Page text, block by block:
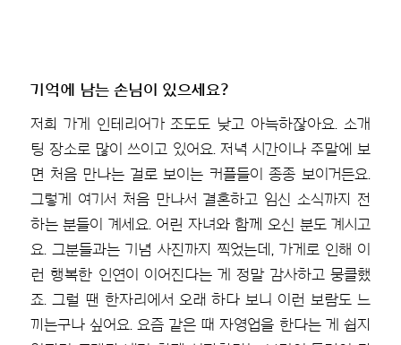
기억에 남는 손님이 있으세요?
저희 가게 인테리어가 조도도 낮고 아늑하잖아요. 소개
팅 장소로 많이 쓰이고 있어요. 저녁 시간이나 주말에 보
면 처음 만나는 걸로 보이는 커플들이 종종 보이거든요.
그렇게 여기서 처음 만나서 결혼하고 임신 소식까지 전
하는 분들이 계세요. 어린 자녀와 함께 오신 분도 계시고
요. 그분들과는 기념 사진까지 찍었는데, 가게로 인해 이
런 행복한 인연이 이어진다는 게 정말 감사하고 뭉클했
죠. 그럴 땐 한자리에서 오래 하다 보니 이런 보람도 느
끼는구나 싶어요. 요즘 같은 때 자영업을 한다는 게 쉽지